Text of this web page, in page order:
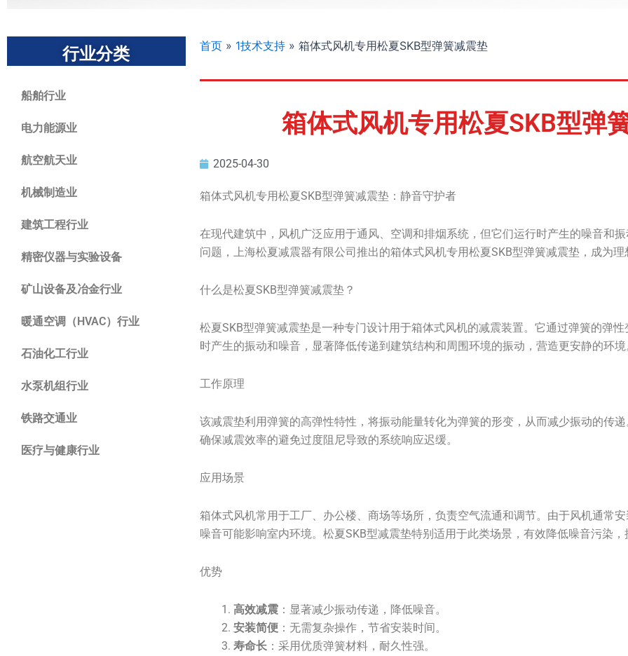
行业分类
船舶行业
电力能源业
航空航天业
机械制造业
建筑工程行业
精密仪器与实验设备
矿山设备及冶金行业
暖通空调（HVAC）行业
石油化工行业
水泵机组行业
铁路交通业
医疗与健康行业
首页 » 1技术支持 » 箱体式风机专用松夏SKB型弹簧减震垫
箱体式风机专用松夏SKB型弹
2025-04-30
箱体式风机专用松夏SKB型弹簧减震垫：静音守护者
在现代建筑中，风机广泛应用于通风、空调和排烟系统，但它们运行时产生的噪音和
问题，上海松夏减震器有限公司推出的箱体式风机专用松夏SKB型弹簧减震垫，成为
什么是松夏SKB型弹簧减震垫？
松夏SKB型弹簧减震垫是一种专门设计用于箱体式风机的减震装置。它通过弹簧的弹
时产生的振动和噪音，显著降低传递到建筑结构和周围环境的振动，营造更安静的环
工作原理
该减震垫利用弹簧的高弹性特性，将振动能量转化为弹簧的形变，从而减少振动的传
确保减震效率的避免过度阻尼导致的系统响应迟缓。
应用场景
箱体式风机常用于工厂、办公楼、商场等场所，负责空气流通和调节。由于风机通常
噪音可能影响室内环境。松夏SKB型减震垫特别适用于此类场景，有效降低噪音污染
优势
高效减震：显著减少振动传递，降低噪音。
安装简便：无需复杂操作，节省安装时间。
寿命长：采用优质弹簧材料，耐久性强。